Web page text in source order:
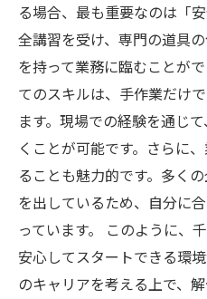
る場合、最も重要なのは「
全講習を受け、専門の道具
を持って業務に臨むことが
てのスキルは、手作業だけ
ます。現場での経験を通じ
くことが可能です。さらに
ることも魅力的です。多く
を出しているため、自分に
っています。 このように、
安心してスタートできる環
のキャリアを考える上で、